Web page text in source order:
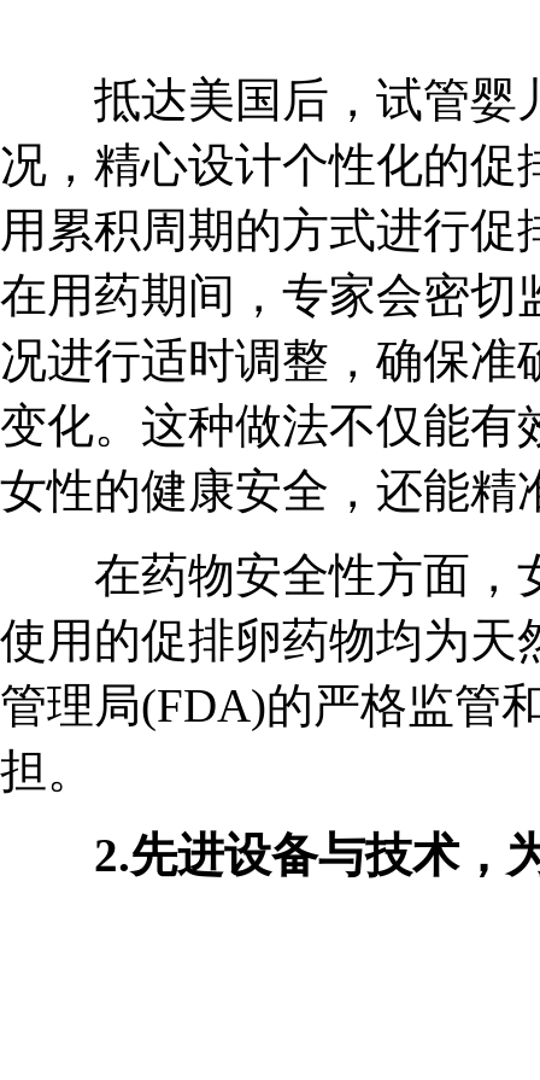
抵达美国后，试管婴
况，精心设计个性化的促
用累积周期的方式进行
在用药期间，专家会密切
况进行适时调整，确保准
变化。这种做法不仅能有
女性的健康安全，还能精
在药物安全性方面，
使用的促排卵药物均为天
管理局(FDA)的严格监管
担。
2.先进设备与技术，